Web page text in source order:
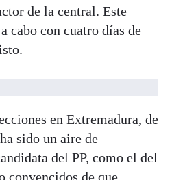
de la central. Este
cabo con cuatro días de
en Extremadura, de
sido un aire de
del PP, como el del
convencidos de que